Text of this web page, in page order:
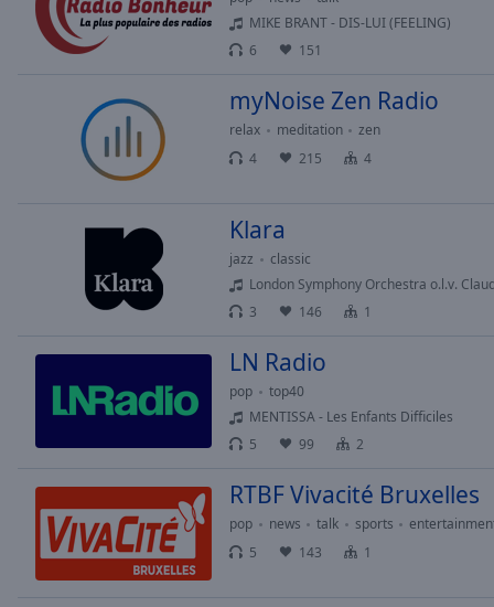
dialog
MIKE BRANT - DIS-LUI (FEELING)
6
151
myNoise Zen Radio
relax meditation
zen
4
215 4
Klara
jazz
classic
London Symphony Orchestra o.l.v.
3
146 1
LN Radio
pop
top40
MENTISSA - Les Enfants Difficiles
5
99 2
RTBF Vivacité Bruxelles
pop news talk sports
5
143 1